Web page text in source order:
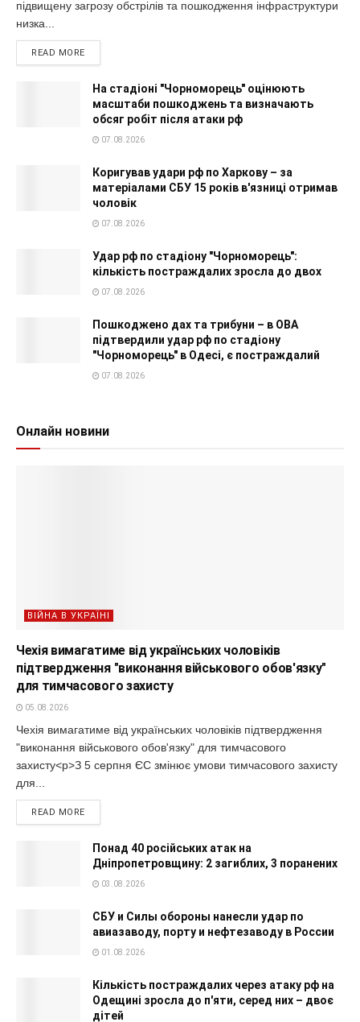
підвищену загрозу обстрілів та пошкодження інфраструктури
низка...
READ MORE
На стадіоні "Чорноморець" оцінюють
масштаби пошкоджень та визначають
обсяг робіт після атаки рф
07.08.2026
Коригував удари рф по Харкову – за
матеріалами СБУ 15 років в'язниці отримав
чоловік
07.08.2026
Удар рф по стадіону "Чорноморець":
кількість постраждалих зросла до двох
07.08.2026
Пошкоджено дах та трибуни – в ОВА
підтвердили удар рф по стадіону
"Чорноморець" в Одесі, є постраждалий
07.08.2026
Онлайн новини
ВІЙНА В УКРАЇНІ
Чехія вимагатиме від українських чоловіків
підтвердження "виконання військового обов'язку"
для тимчасового захисту
05.08.2026
Чехія вимагатиме від українських чоловіків підтвердження
"виконання військового обов'язку" для тимчасового
захисту<p>З 5 серпня ЄС змінює умови тимчасового захисту
для...
READ MORE
Понад 40 російських атак на
Дніпропетровщину: 2 загиблих, 3 поранених
03.08.2026
СБУ и Силы обороны нанесли удар по
авиазаводу, порту и нефтезаводу в России
01.08.2026
Кількість постраждалих через атаку рф на
Одещині зросла до п'яти, серед них – двоє
дітей